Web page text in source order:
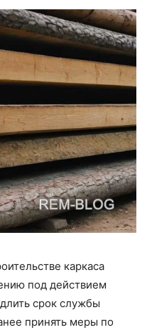
каркаса
под действием
срок службы
принять меры по